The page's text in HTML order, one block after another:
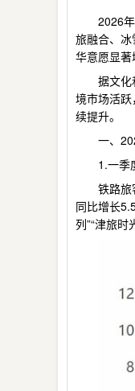
2026
旅融合、
华意愿显
据文
境市场活
续提升。
一、
1.一季
铁路旅
同比增长
列”“津旅